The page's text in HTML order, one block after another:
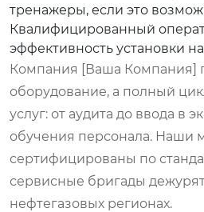
тренажеры, если это
Квалифицированный
эффективность установки
Компания [Ваша Компания]
оборудование, а полный
услуг: от аудита до ввода в
обучения персонала. Наши
сертифицированы по
сервисные бригады
нефтегазовых регионах.